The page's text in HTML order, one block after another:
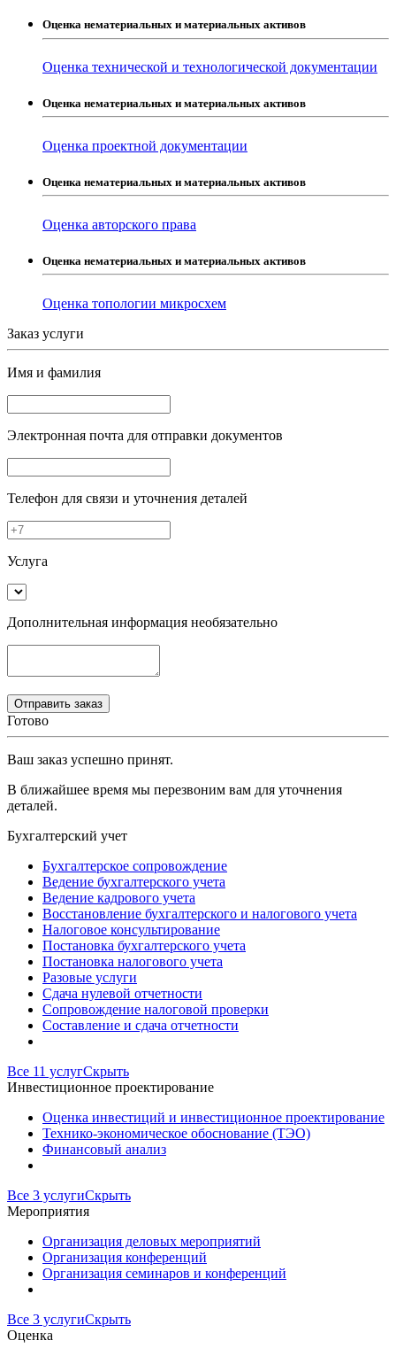
Оценка нематериальных и материальных активов
Оценка технической и технологической документации
Оценка нематериальных и материальных активов
Оценка проектной документации
Оценка нематериальных и материальных активов
Оценка авторского права
Оценка нематериальных и материальных активов
Оценка топологии микросхем
Заказ услуги
Имя и фамилия
Электронная почта для отправки документов
Телефон для связи и уточнения деталей
Услуга
Дополнительная информация необязательно
Готово
Ваш заказ успешно принят.
В ближайшее время мы перезвоним вам для уточнения
деталей.
Бухгалтерский учет
Бухгалтерское сопровождение
Ведение бухгалтерского учета
Ведение кадрового учета
Восстановление бухгалтерского и налогового учета
Налоговое консультирование
Постановка бухгалтерского учета
Постановка налогового учета
Разовые услуги
Сдача нулевой отчетности
Сопровождение налоговой проверки
Составление и сдача отчетности
Все 11 услугСкрыть
Инвестиционное проектирование
Оценка инвестиций и инвестиционное проектирование
Технико-экономическое обоснование (ТЭО)
Финансовый анализ
Все 3 услугиСкрыть
Мероприятия
Организация деловых мероприятий
Организация конференций
Организация семинаров и конференций
Все 3 услугиСкрыть
Оценка